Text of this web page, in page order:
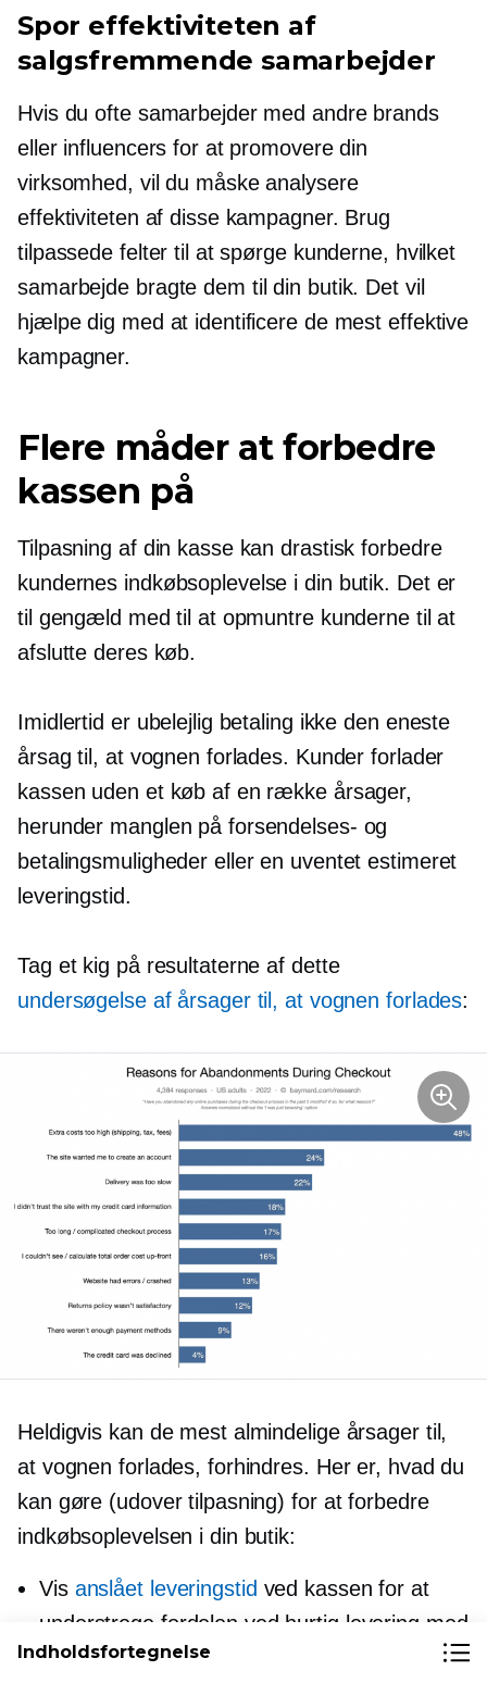
Spor effektiviteten af ​​
salgsfremmende samarbejder
Hvis du ofte samarbejder med andre brands
eller influencers for at promovere din
virksomhed, vil du måske analysere
effektiviteten af ​​disse kampagner. Brug
tilpassede felter til at spørge kunderne, hvilket
samarbejde bragte dem til din butik. Det vil
hjælpe dig med at identificere de mest effektive
kampagner.
Flere måder at forbedre
kassen på
Tilpasning af din kasse kan drastisk forbedre
kundernes indkøbsoplevelse i din butik. Det er
til gengæld med til at opmuntre kunderne til at
afslutte deres køb.
Imidlertid er ubelejlig betaling ikke den eneste
årsag til, at vognen forlades. Kunder forlader
kassen uden et køb af en række årsager,
herunder manglen på forsendelses- og
betalingsmuligheder eller en uventet estimeret
leveringstid.
Tag et kig på resultaterne af dette
undersøgelse af årsager til, at vognen forlades:
Heldigvis kan de mest almindelige årsager til,
at vognen forlades, forhindres. Her er, hvad du
kan gøre (udover tilpasning) for at forbedre
indkøbsoplevelsen i din butik:
Vis anslået leveringstid ved kassen for at
understrege fordelen ved hurtig levering med
det samme.
Indholdsfortegnelse